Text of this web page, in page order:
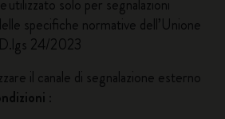
utilizzato solo per segnalazioni
specifiche normative dell’Unione
24/2023
il canale di segnalazione esterno
: